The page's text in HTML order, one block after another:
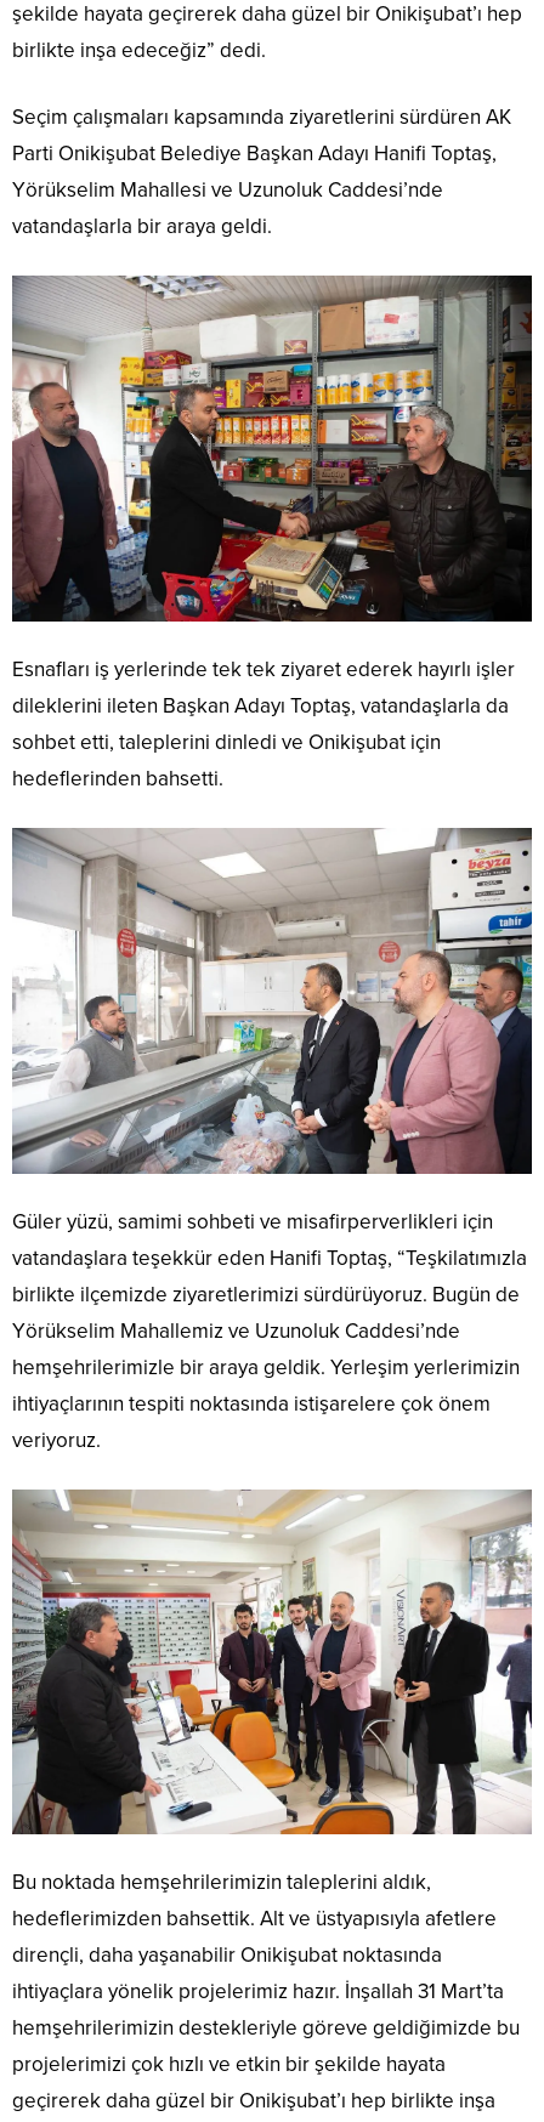
şekilde hayata geçirerek daha güzel bir Onikişubat’ı hep
birlikte inşa edeceğiz” dedi.
Seçim çalışmaları kapsamında ziyaretlerini sürdüren AK
Parti Onikişubat Belediye Başkan Adayı Hanifi Toptaş,
Yörükselim Mahallesi ve Uzunoluk Caddesi’nde
vatandaşlarla bir araya geldi.
Esnafları iş yerlerinde tek tek ziyaret ederek hayırlı işler
dileklerini ileten Başkan Adayı Toptaş, vatandaşlarla da
sohbet etti, taleplerini dinledi ve Onikişubat için
hedeflerinden bahsetti.
Güler yüzü, samimi sohbeti ve misafirperverlikleri için
vatandaşlara teşekkür eden Hanifi Toptaş, “Teşkilatımızla
birlikte ilçemizde ziyaretlerimizi sürdürüyoruz. Bugün de
Yörükselim Mahallemiz ve Uzunoluk Caddesi’nde
hemşehrilerimizle bir araya geldik. Yerleşim yerlerimizin
ihtiyaçlarının tespiti noktasında istişarelere çok önem
veriyoruz.
Bu noktada hemşehrilerimizin taleplerini aldık,
hedeflerimizden bahsettik. Alt ve üstyapısıyla afetlere
dirençli, daha yaşanabilir Onikişubat noktasında
ihtiyaçlara yönelik projelerimiz hazır. İnşallah 31 Mart’ta
hemşehrilerimizin destekleriyle göreve geldiğimizde bu
projelerimizi çok hızlı ve etkin bir şekilde hayata
geçirerek daha güzel bir Onikişubat’ı hep birlikte inşa